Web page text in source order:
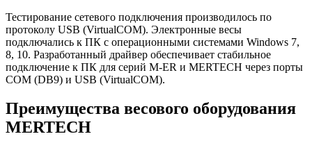
Тестирование сетевого подключения производилось по
протоколу USB (VirtualCOM). Электронные весы
подключались к ПК с операционными системами Windows 7,
8, 10. Разработанный драйвер обеспечивает стабильное
подключение к ПК для серий M-ER и MERTECH через порты
СОМ (DB9) и USB (VirtualCOM).
Преимущества весового оборудования
MERTECH